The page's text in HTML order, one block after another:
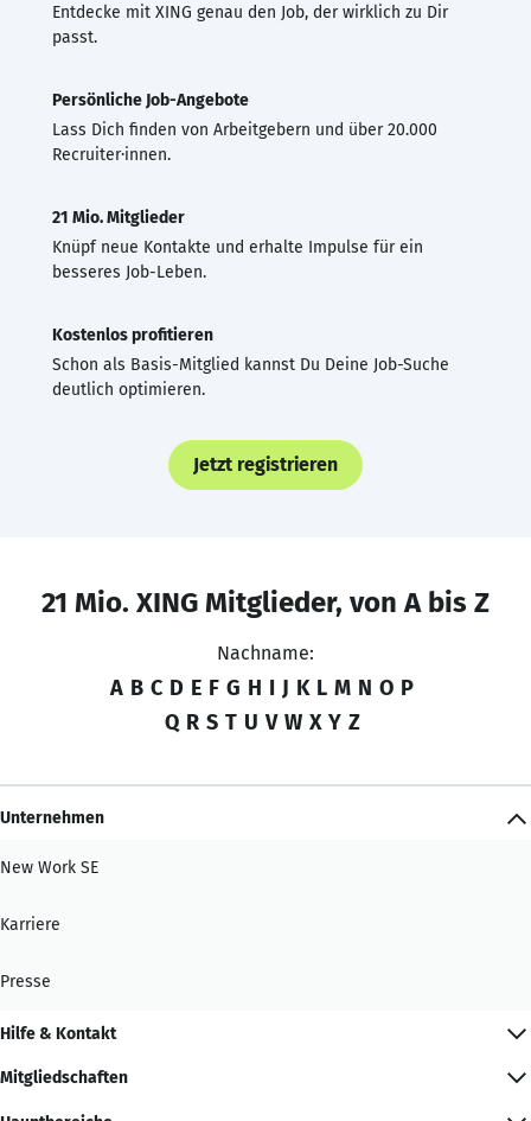
Entdecke mit XING genau den Job, der wirklich zu Dir
passt.
Persönliche Job-Angebote
Lass Dich finden von Arbeitgebern und über 20.000
Recruiter·innen.
21 Mio. Mitglieder
Knüpf neue Kontakte und erhalte Impulse für ein
besseres Job-Leben.
Kostenlos profitieren
Schon als Basis-Mitglied kannst Du Deine Job-Suche
deutlich optimieren.
Jetzt registrieren
21 Mio. XING Mitglieder, von A bis Z
Nachname:
A B C D E F G H I J K L M N O P
Q R S T U V W X Y Z
Unternehmen
New Work SE
Karriere
Presse
Hilfe & Kontakt
Mitgliedschaften